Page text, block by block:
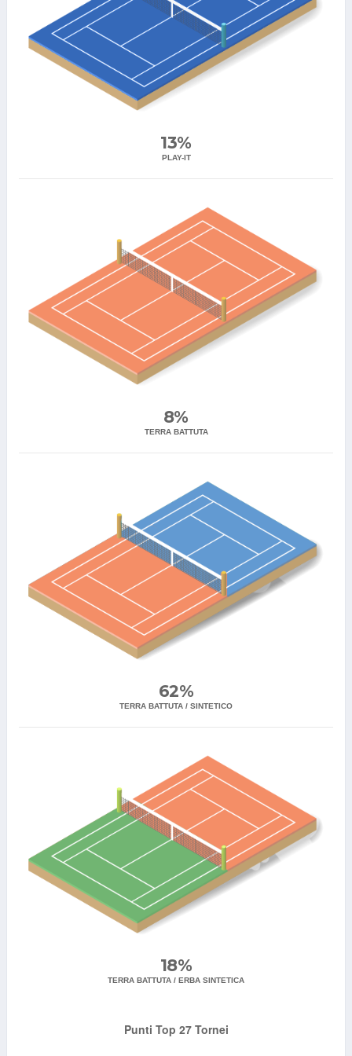
13%
PLAY-IT
8%
TERRA BATTUTA
62%
TERRA BATTUTA / SINTETICO
18%
TERRA BATTUTA / ERBA SINTETICA